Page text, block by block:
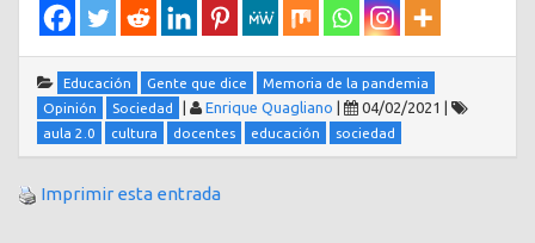
Educación Gente que dice
Memoria de la pandemia
Opinión
Sociedad | Enrique Quagliano | 04/02/2021 |
aula 2.0 cultura docentes educación sociedad
Imprimir esta entrada